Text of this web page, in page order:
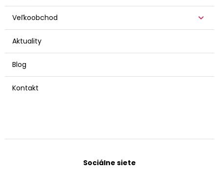
Veľkoobchod
Aktuality
Blog
Kontakt
Sociálne siete